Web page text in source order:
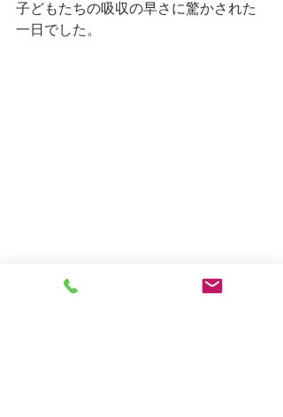
子どもたちの吸収の早さに驚かされた
一日でした。